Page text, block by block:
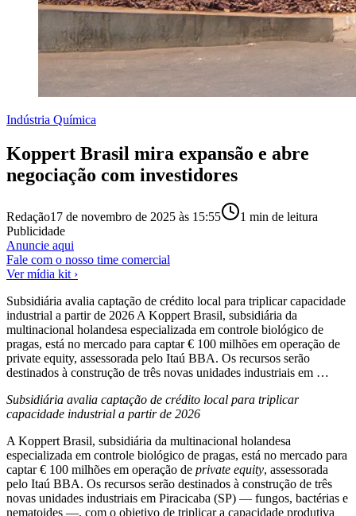
Indústria Química
Koppert Brasil mira expansão e abre
negociação com investidores
Redação17 de novembro de 2025 às 15:55 1 min de leitura
Publicidade
Anuncie aqui
Fale com o nosso time comercial
Ver mídia kit ›
Subsidiária avalia captação de crédito local para triplicar capacidade
industrial a partir de 2026 A Koppert Brasil, subsidiária da
multinacional holandesa especializada em controle biológico de
pragas, está no mercado para captar € 100 milhões em operação de
private equity, assessorada pelo Itaú BBA. Os recursos serão
destinados à construção de três novas unidades industriais em …
Subsidiária avalia captação de crédito local para triplicar
capacidade industrial a partir de 2026
A Koppert Brasil, subsidiária da multinacional holandesa
especializada em controle biológico de pragas, está no mercado para
captar € 100 milhões em operação de private equity, assessorada
pelo Itaú BBA. Os recursos serão destinados à construção de três
novas unidades industriais em Piracicaba (SP) — fungos, bactérias e
nematoides —, com o objetivo de triplicar a capacidade produtiva